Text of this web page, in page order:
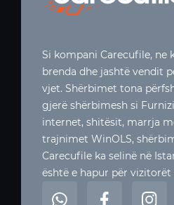
Si kompani Carecufile, ne
brenda dhe jashtë vendit
vjet. Shërbimet tona
gjerë shërbimesh si
internet, shitësit, marrja
trajnimet WinOLS,
Carecufile ka selinë në
është e hapur për vizitorët